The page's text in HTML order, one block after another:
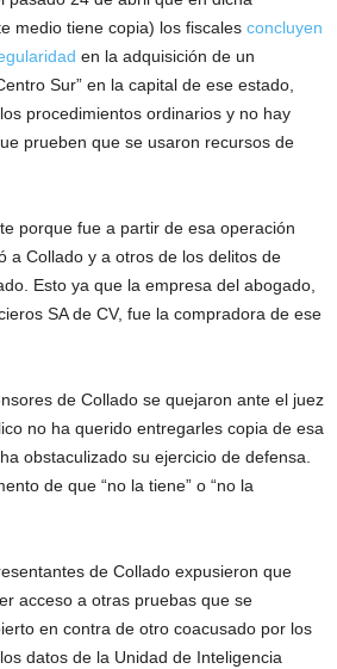
medio tiene copia) los fiscales concluyen
en la adquisición de un
Sur” en la capital de ese estado,
procedimientos ordinarios y no hay
prueben que se usaron recursos de
porque fue a partir de esa operación
a Collado y a otros de los delitos de
Esto ya que la empresa del abogado,
SA de CV, fue la compradora de ese
de Collado se quejaron ante el juez
no ha querido entregarles copia de esa
obstaculizado su ejercicio de defensa.
de que “no la tiene” o “no la
de Collado expusieron que
acceso a otras pruebas que se
en contra de otro coacusado por los
datos de la Unidad de Inteligencia